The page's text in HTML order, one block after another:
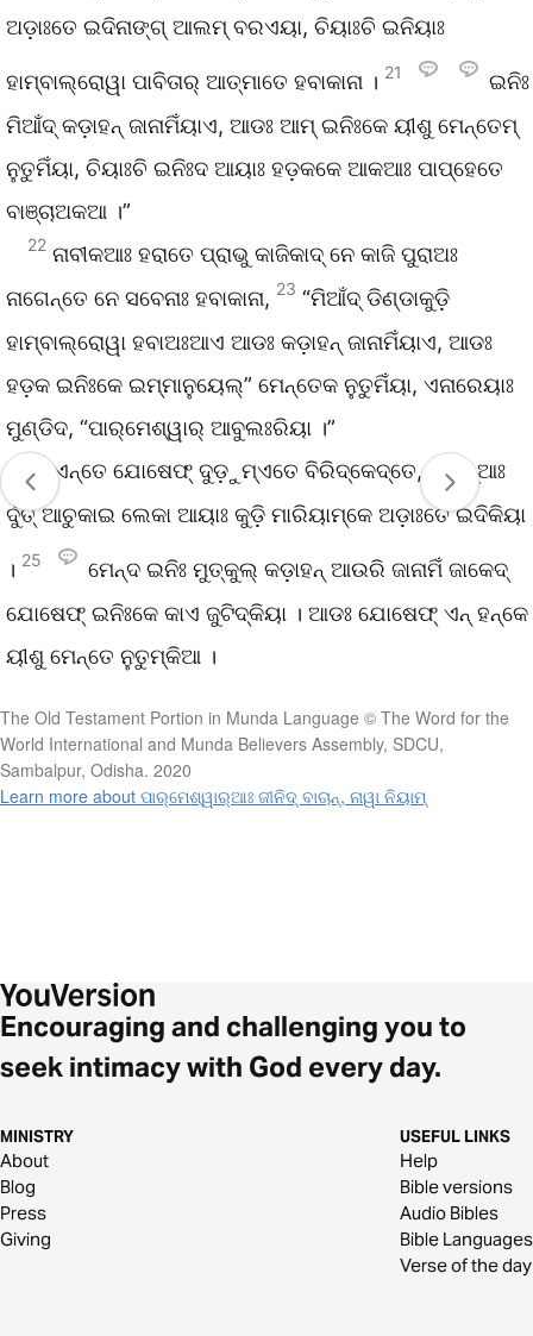
ଅଡ଼ାଃତେ ଇଦିନାଙ୍ଗ୍‌ ଆଲମ୍‌ ବରଏୟା, ଚିୟାଃଚି ଇନିୟାଃ
ହାମ୍ବାଲ୍‌ରୋୱା ପାବିତାର୍‌ ଆତ୍ମାତେ ହବାକାନା । 21
ଇନିଃ
ମିଆଁଦ୍‌ କଡ଼ାହନ୍‌ ଜାନାମିଁୟାଏ, ଆଡଃ ଆମ୍‌ ଇନିଃକେ ୟୀଶୁ ମେନ୍ତେମ୍‌
ନୁତୁମିଁୟା, ଚିୟାଃଚି ଇନିଃଦ ଆୟାଃ ହଡ଼କକେ ଆକଆଃ ପାପ୍‌ହେତେ
ବାଞ୍ଚାଅକଆ ।”
22 ନାବୀକଆଃ ହରାତେ ପ୍ରାଭୁ କାଜିକାଦ୍‌ ନେ କାଜି ପୁରାଅଃ
ନାଗେନ୍ତେ ନେ ସବେନାଃ ହବାକାନା, 23 “ମିଆଁଦ୍‌ ଡିଣ୍ଡାକୁଡ଼ି
ହାମ୍ବାଲ୍‌ରୋୱା ହବାଅଃଆଏ ଆଡଃ କଡ଼ାହନ୍‌ ଜାନାମିଁୟାଏ, ଆଡଃ
ହଡ଼କ ଇନିଃକେ ଇମ୍ମାନୁୟେଲ୍‌” ମେନ୍ତେକ ନୁତୁମିଁୟା, ଏନାରେୟାଃ
ମୁଣ୍ଡିଦ, “ପାର୍‌ମେଶ୍ୱାର୍‌ ଆବୁଲଃରିୟା ।”
24 ଏନ୍ତେ ଯୋଷେଫ୍‌ ଦୁଡ଼ୁମ୍‌ଏତେ ବିରିଦ୍‌କେଦ୍‌ତେ, ପ୍ରାଭୁଆଃ
ଦୁଁତ୍‌ ଆଚୁକାଇ ଲେକା ଆୟାଃ କୁଡ଼ି ମାରିୟାମ୍‌କେ ଅଡ଼ାଃତେ ଇଦିକିୟା
। 25
ମେନ୍‌ଦ ଇନିଃ ମୁତ୍‍କୁଲ୍‌ କଡ଼ାହନ୍‌ ଆଉରି ଜାନାମିଁ ଜାକେଦ୍‌
ଯୋଷେଫ୍‌ ଇନିଃକେ କାଏ ଜୁଟିଦ୍‍କିୟା । ଆଡଃ ଯୋଷେଫ୍‌ ଏନ୍‌ ହନ୍‌କେ
ୟୀଶୁ ମେନ୍ତେ ନୁତୁମ୍‌କିଆ ।
The Old Testament Portion in Munda Language © The Word for the
World International and Munda Believers Assembly, SDCU,
Sambalpur, Odisha. 2020
Learn more about ପାର୍‌ମେଶ୍ୱାର୍‌ଆଃ ଜୀନିଦ୍‌ ବାଚାନ୍‌, ନାୱା ନିୟାମ୍‌
Encouraging and challenging you to
seek intimacy with God every day.
MINISTRY
About
Blog
Press
Giving
USEFUL LINKS
Help
Bible versions
Audio Bibles
Bible Languages
Verse of the day